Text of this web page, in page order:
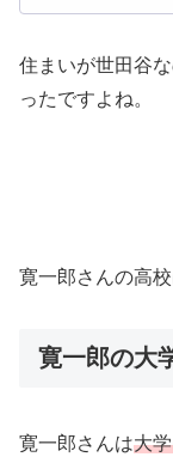
住まいが世田谷
ったですよね。
寛一郎さんの高
寛一郎の大
寛一郎さんは大